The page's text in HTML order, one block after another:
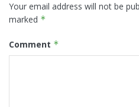
Your email address will not be
marked *
Comment *